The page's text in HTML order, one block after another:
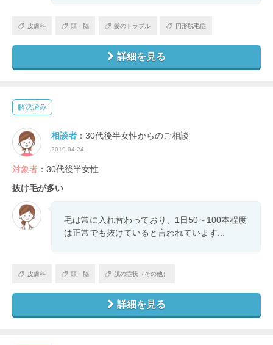
皮膚科 頭・脳 髪のトラブル 円形脱毛症
詳細を見る
解決済み
相談者 ：30代後半女性からのご相談
2019.04.24
対象者 ：30代後半女性
抜け毛が多い
毛は常に入れ替わっており、1日50～100本程度
は正常でも抜けていると言われています...
皮膚科 頭・脳 肌の症状（その他）
詳細を見る